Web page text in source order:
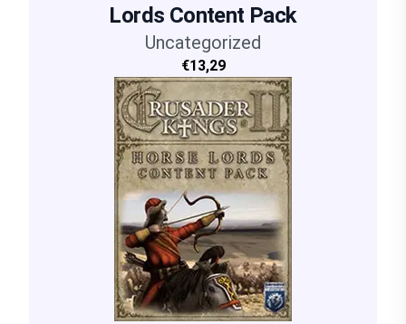
Lords Content Pack
Uncategorized
€13,29